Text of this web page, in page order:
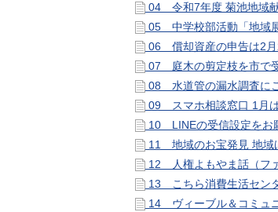
04 令和7年度 菊池地域
05 中学校部活動「地域
06 償却資産の申告は2月
07 庭木の剪定枝を市で
08 水道管の漏水調査に
09 スマホ相談窓口 1月
10 LINEの受信設定をお
11 地域のお宝発見 地域
12 人権よもやま話（フ
13 こちら消費生活セン
14 ヴィーブル＆コミュ